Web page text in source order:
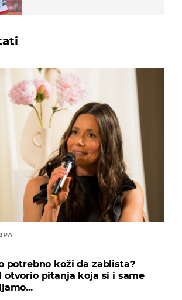
potrebno koži da zablista?
otvorio pitanja koja si i same